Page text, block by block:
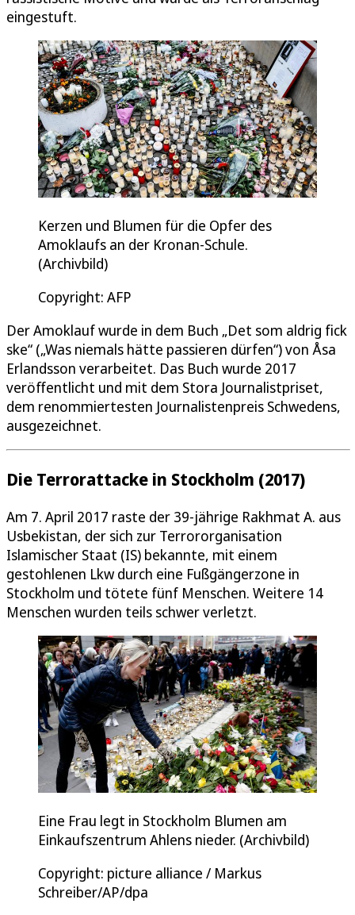
eingestuft.
Kerzen und Blumen für die Opfer des
Amoklaufs an der Kronan-Schule.
(Archivbild)
Copyright: AFP
Der Amoklauf wurde in dem Buch „Det som aldrig fick
ske“ („Was niemals hätte passieren dürfen“) von Åsa
Erlandsson verarbeitet. Das Buch wurde 2017
veröffentlicht und mit dem Stora Journalistpriset,
dem renommiertesten Journalistenpreis Schwedens,
ausgezeichnet.
Die Terrorattacke in Stockholm (2017)
Am 7. April 2017 raste der 39-jährige Rakhmat A. aus
Usbekistan, der sich zur Terrororganisation
Islamischer Staat (IS) bekannte, mit einem
gestohlenen Lkw durch eine Fußgängerzone in
Stockholm und tötete fünf Menschen. Weitere 14
Menschen wurden teils schwer verletzt.
Eine Frau legt in Stockholm Blumen am
Einkaufszentrum Ahlens nieder. (Archivbild)
Copyright: picture alliance / Markus
Schreiber/AP/dpa